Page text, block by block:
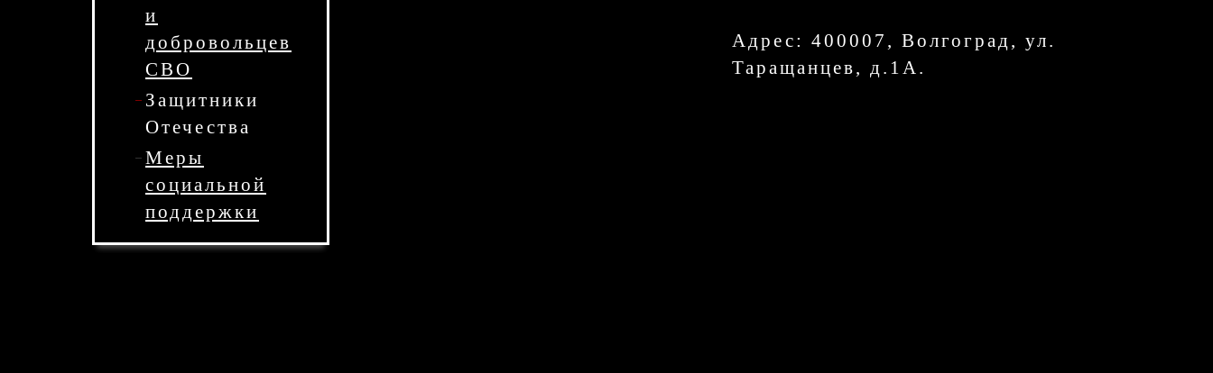
и
добровольцев
СВО
Защитники
Отечества
Меры
социальной
поддержки
Адрес: 400007, Волгоград, ул.
Таращанцев, д.1А.